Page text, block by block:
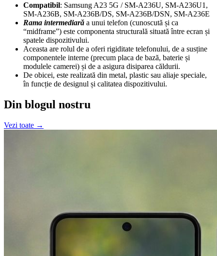
Compatibil: Samsung A23 5G / SM-A236U, SM-A236U1,
SM-A236B, SM-A236B/DS, SM-A236B/DSN, SM-A236E
Rama intermediară a unui telefon (cunoscută și ca
“midframe”) este componenta structurală situată între ecran și
spatele dispozitivului.
Aceasta are rolul de a oferi rigiditate telefonului, de a susține
componentele interne (precum placa de bază, baterie și
modulele camerei) și de a asigura disiparea căldurii.
De obicei, este realizată din metal, plastic sau aliaje speciale,
în funcție de designul și calitatea dispozitivului.
Din blogul nostru
Vezi toate →